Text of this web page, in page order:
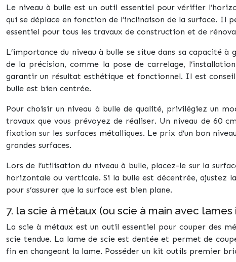
Le niveau à bulle est un outil essentiel pour vérifier
qui se déplace en fonction de l’inclinaison de la surface. Il
essentiel pour tous les travaux de construction et de
L’importance du niveau à bulle se situe dans sa capacité
de la précision, comme la pose de carrelage,
garantir un résultat esthétique et fonctionnel. Il est
bulle est bien centrée.
Pour choisir un niveau à bulle de qualité, privilégiez un
travaux que vous prévoyez de réaliser. Un niveau de 60
fixation sur les surfaces métalliques. Le prix d’un bon
grandes surfaces.
Lors de l’utilisation du niveau à bulle, placez-le sur la
horizontale ou verticale. Si la bulle est décentrée, ajustez
pour s’assurer que la surface est bien plane.
7. la scie à métaux (ou scie à main avec
La scie à métaux est un outil essentiel pour couper des
scie tendue. La lame de scie est dentée et permet de
fin en changeant la lame. Posséder un kit outils premier